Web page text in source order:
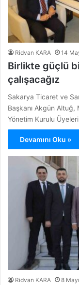
Ridvan KARA 14
Birlikte güçlü
çalışacağız
Sakarya Ticaret ve
Başkanı Akgün Altuğ,
Yönetim Kurulu
Devamını Oku »
Ridvan KARA 8